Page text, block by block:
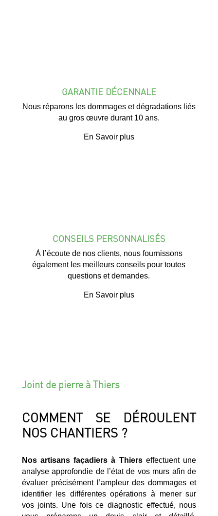
GARANTIE DÉCENNALE
Nous réparons les dommages et dégradations liés
au gros œuvre durant 10 ans.
En Savoir plus
CONSEILS PERSONNALISÉS
À l’écoute de nos clients, nous fournissons
également les meilleurs conseils pour toutes
questions et demandes.
En Savoir plus
Joint de pierre à Thiers
COMMENT SE DÉROULENT
NOS CHANTIERS ?
Nos artisans façadiers à Thierseffectuent une
analyse approfondie de l’état de vos murs afin de
évaluer précisément l’ampleur des dommages et
identifier les différentes opérations à mener sur
vos joints. Une fois ce diagnostic effectué, nous